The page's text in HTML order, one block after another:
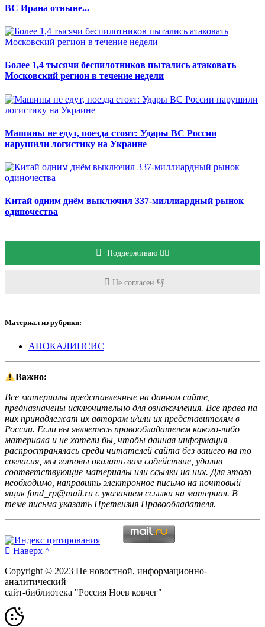
ВС Ирана отныне...
Более 1,4 тысячи беспилотников пытались атаковать
Московский регион в течение недели
Машины не едут, поезда стоят: Удары ВС России
нарушили логистику на Украине
Китай одним днём выключил 337-миллиардный рынок
одиночества
Поддерживаю 👍🏻
Не согласен 👎
Материал из рубрики:
АПОКАЛИПСИС
Важно:
Все материалы представленные на данном сайте,
предназначены исключительно для ознакомления. Все права на
них принадлежат их авторам и/или их представителям в
России. Если вы являетесь правообладателем какого-либо
материала и не хотели бы, чтобы данная информация
распространялась среди читателей сайта без вашего на то
согласия, мы готовы оказать вам содействие, удалив
соответствующие материалы или ссылки на них. Для этого
необходимо, направить электронное письмо на почтовый
ящик fond_rp@mail.ru с указанием ссылки на материал. В
теме письма указать Претензия Правообладателя.
Наверх ^
Copyright © 2023 Не новостной, информационно-
аналитический
сайт-библиотека "Россия Ноев ковчег"